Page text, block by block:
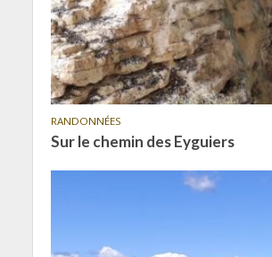
RANDONNÉES
Sur le chemin des Eyguiers